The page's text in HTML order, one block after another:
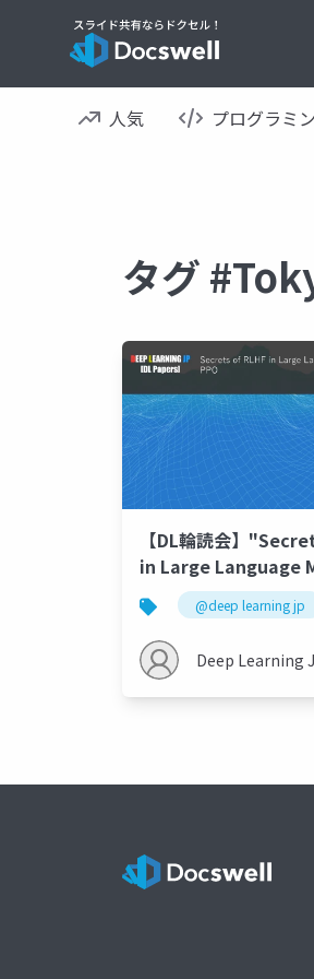
人気 プログラミ
タグ
【DL輪読会】
in Large Language
Part I: PPO"@deep learning jp
Deep Learning